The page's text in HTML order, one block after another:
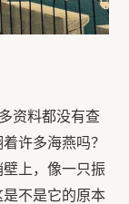
资料都没有查
许多海燕吗？
上，像一只振
不是它的原本